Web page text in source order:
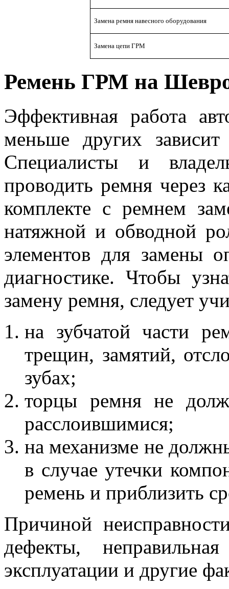
Замена ремня навесного оборудования
Замена цепи ГРМ
Ремень ГРМ на
Эффективная работа
меньше других
Специалисты и
проводить ремня через
комплекте с ремнем
натяжной и обводной
элементов для замены
диагностике. Чтобы
замену ремня, следует
на зубчатой части
трещин, замятий,
зубах;
торцы ремня не
расслоившимися;
на механизме не
в случае утечки
ремень и приблизить
Причиной
дефекты,
эксплуатации и другие